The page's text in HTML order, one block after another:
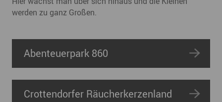
werden zu ganz Großen.
Abenteuerpark 860
Crottendorfer Räucherkerzenland